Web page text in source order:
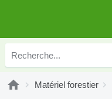
Matériel forestier